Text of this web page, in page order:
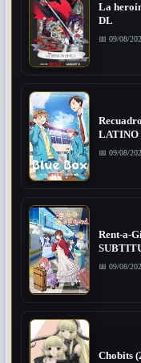
La
DL
📅 09/08/
LATINO
📅 09/08/
Rent-a-
📅 09/08/
Chobits